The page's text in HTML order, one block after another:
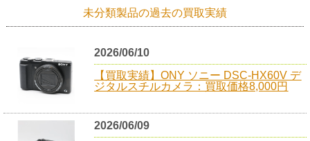
未分類製品の過去の買取実績
2026/06/10
【買取実績】ONY ソニー DSC-HX60V デ
ジタルスチルカメラ：買取価格8,000円
2026/06/09